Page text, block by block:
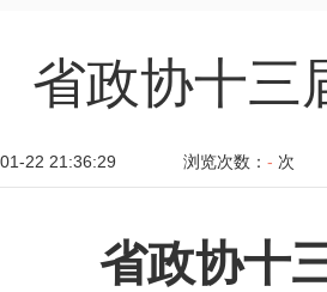
省政协十三
22 21:36:29 浏览次数： - 次
省政协十